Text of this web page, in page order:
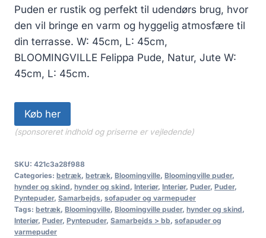
Puden er rustik og perfekt til udendørs brug, hvor
den vil bringe en varm og hyggelig atmosfære til
din terrasse. W: 45cm, L: 45cm,
BLOOMINGVILLE Felippa Pude, Natur, Jute W:
45cm, L: 45cm.
Køb her
(sponsoreret indhold og priserne er vejledende)
SKU: 421c3a28f988
Categories: betræk, betræk, Bloomingville, Bloomingville puder,
hynder og skind, hynder og skind, Interiør, Interiør, Puder, Puder,
Pyntepuder, Samarbejds, sofapuder og varmepuder
Tags: betræk, Bloomingville, Bloomingville puder, hynder og skind,
Interiør, Puder, Pyntepuder, Samarbejds > bb, sofapuder og
varmepuder